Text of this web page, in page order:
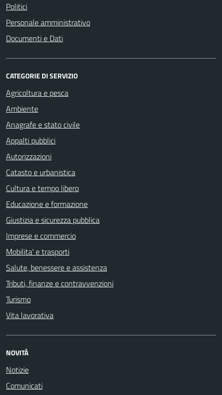
Politici
Personale amministrativo
Documenti e Dati
CATEGORIE DI SERVIZIO
Agricoltura e pesca
Ambiente
Anagrafe e stato civile
Appalti pubblici
Autorizzazioni
Catasto e urbanistica
Cultura e tempo libero
Educazione e formazione
Giustizia e sicurezza pubblica
Imprese e commercio
Mobilita' e trasporti
Salute, benessere e assistenza
Tributi, finanze e contravvenzioni
Turismo
Vita lavorativa
NOVITÀ
Notizie
Comunicati